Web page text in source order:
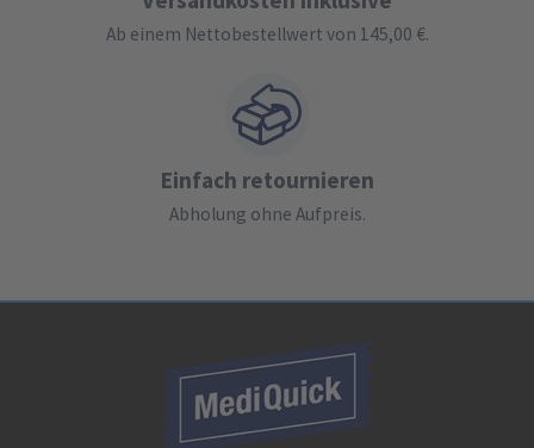
Ab einem Nettobestellwert von 145,00 €.
Einfach retournieren
Abholung ohne Aufpreis.